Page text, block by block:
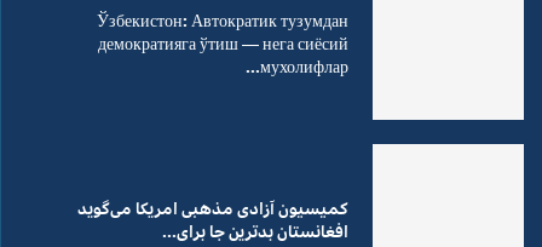
Ўзбекистон: Автократик тузумдан
демократияга ўтиш — нега сиёсий
мухолифлар...
کمیسیون آزادی مذهبی امریکا می‌گوید
افغانستان بدترین جا برای...